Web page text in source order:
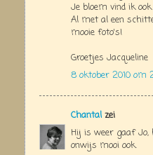
Je bloem vind ik
Al met al een
mooie foto's!
Groetjes Jacqueline
8 oktober 2010 om
Chantal zei
Hij is weer gaaf Jo,
onwijs mooi ook.